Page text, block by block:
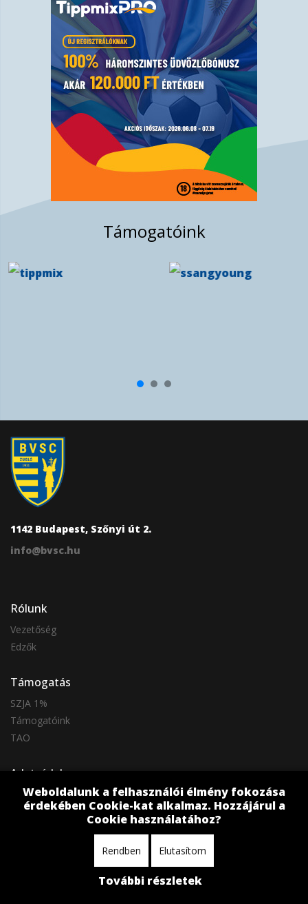
bajnoki után hétvégén újra összecsapnak a
hevesiekkel, ezúttal azonban...
okt. 18, 2024
Eurokupa-csoportkör: könnyed győzelem
az Ortigia ellen
Második mérkőzését is megnyerte a BVSC-
Manna ABC a férfi vízilabda Eurokupa-
csoportkörében. Egy remek második negy...
okt. 17, 2024
Támogatóink
1142 Budapest, Szőnyi út 2.
info@bvsc.hu
Rólunk
Vezetőség
Edzők
Támogatás
SZJA 1%
Támogatóink
TAO
Adatvédelem
Adatkezelési tájékoztató
BVSC Minden jog fentartva © 2026
Weboldalunk a felhasználói élmény fokozása
érdekében Cookie-kat alkalmaz. Hozzájárul a
Cookie használatához?
Rendben Elutasítom
További részletek